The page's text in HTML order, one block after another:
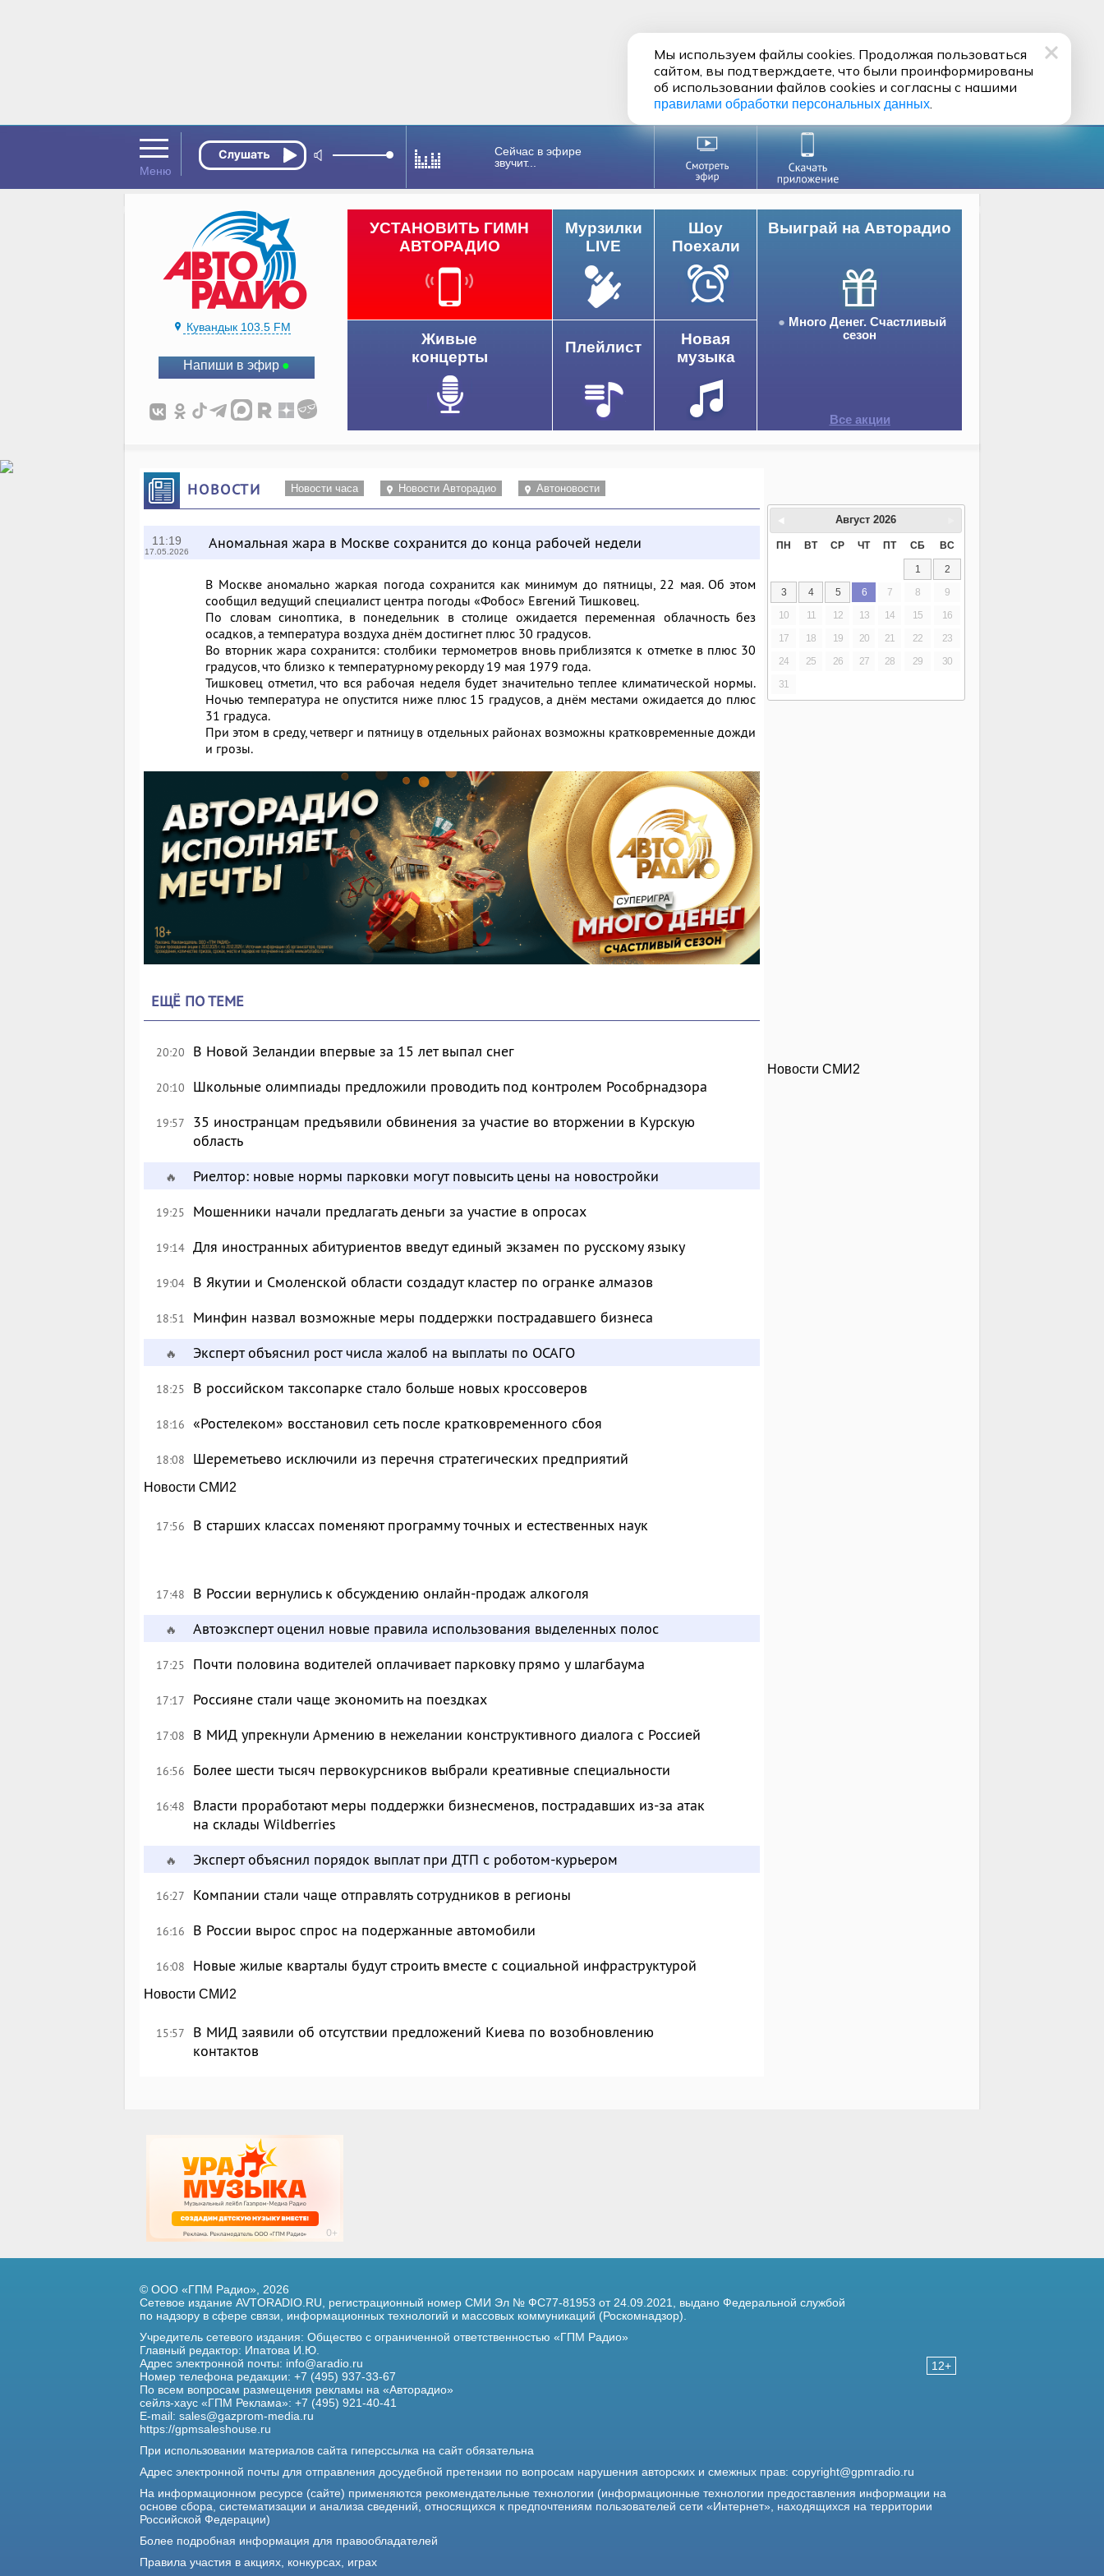
Сейчас в эфире
звучит...
Кувандык 103.5 FM
Напиши в эфир
Выиграй на Авторадио
Много Денег. Счастливый
сезон
Все акции
УСТАНОВИТЬ ГИМН
АВТОРАДИО
Мурзилки
LIVE
Шоу
Поехали
Живые
концерты
Плейлист
Новая
музыка
НОВОСТИ Новости часа Новости Авторадио Автоновости
11:19
17.05.2026 Аномальная жара в Москве сохранится до конца рабочей недели
В Москве аномально жаркая погода сохранится как минимум до пятницы, 22 мая. Об этом
сообщил ведущий специалист центра погоды «Фобос» Евгений Тишковец.
По словам синоптика, в понедельник в столице ожидается переменная облачность без
осадков, а температура воздуха днём достигнет плюс 30 градусов.
Во вторник жара сохранится: столбики термометров вновь приблизятся к отметке в плюс 30
градусов, что близко к температурному рекорду 19 мая 1979 года.
Тишковец отметил, что вся рабочая неделя будет значительно теплее климатической нормы.
Ночью температура не опустится ниже плюс 15 градусов, а днём местами ожидается до плюс
31 градуса.
При этом в среду, четверг и пятницу в отдельных районах возможны кратковременные дожди
и грозы.
ЕЩЁ ПО ТЕМЕ
20:20 В Новой Зеландии впервые за 15 лет выпал снег
20:10 Школьные олимпиады предложили проводить под контролем Рособрнадзора
19:57
35 иностранцам предъявили обвинения за участие во вторжении в Курскую
область
🔥 Риелтор: новые нормы парковки могут повысить цены на новостройки
19:25 Мошенники начали предлагать деньги за участие в опросах
19:14 Для иностранных абитуриентов введут единый экзамен по русскому языку
19:04 В Якутии и Смоленской области создадут кластер по огранке алмазов
18:51 Минфин назвал возможные меры поддержки пострадавшего бизнеса
🔥 Эксперт объяснил рост числа жалоб на выплаты по ОСАГО
18:25 В российском таксопарке стало больше новых кроссоверов
18:16 «Ростелеком» восстановил сеть после кратковременного сбоя
18:08 Шереметьево исключили из перечня стратегических предприятий
Новости СМИ2
17:56 В старших классах поменяют программу точных и естественных наук
17:48 В России вернулись к обсуждению онлайн-продаж алкоголя
🔥 Автоэксперт оценил новые правила использования выделенных полос
17:25 Почти половина водителей оплачивает парковку прямо у шлагбаума
17:17 Россияне стали чаще экономить на поездках
17:08 В МИД упрекнули Армению в нежелании конструктивного диалога с Россией
16:56 Более шести тысяч первокурсников выбрали креативные специальности
16:48
Власти проработают меры поддержки бизнесменов, пострадавших из-за атак
на склады Wildberries
🔥 Эксперт объяснил порядок выплат при ДТП с роботом-курьером
16:27 Компании стали чаще отправлять сотрудников в регионы
16:16 В России вырос спрос на подержанные автомобили
16:08 Новые жилые кварталы будут строить вместе с социальной инфраструктурой
Новости СМИ2
15:57
В МИД заявили об отсутствии предложений Киева по возобновлению
контактов
Август 2026
ПН ВТ СР ЧТ ПТ СБ ВС
1
2
3
4 5 6 7 8
9
10
11 12 13 14 15
16
17
18 19 20 21 22
23
24
25 26 27 28 29
30
31
Новости СМИ2
12+
© ООО «ГПМ Радио», 2026
Сетевое издание AVTORADIO.RU, регистрационный номер СМИ Эл № ФС77-81953 от 24.09.2021, выдано Федеральной службой
по надзору в сфере связи, информационных технологий и массовых коммуникаций (Роскомнадзор).
Учредитель сетевого издания: Общество с ограниченной ответственностью «ГПМ Радио»
Главный редактор: Ипатова И.Ю.
Адрес электронной почты: info@aradio.ru
Номер телефона редакции: +7 (495) 937-33-67
По всем вопросам размещения рекламы на «Авторадио»
сейлз-хаус «ГПМ Реклама»: +7 (495) 921-40-41
E-mail: sales@gazprom-media.ru
https://gpmsaleshouse.ru
При использовании материалов сайта гиперссылка на сайт обязательна
Адрес электронной почты для отправления досудебной претензии по вопросам нарушения авторских и смежных прав: copyright@gpmradio.ru
На информационном ресурсе (сайте) применяются рекомендательные технологии (информационные технологии предоставления информации на
основе сбора, систематизации и анализа сведений, относящихся к предпочтениям пользователей сети «Интернет», находящихся на территории
Российской Федерации)
Более подробная информация для правообладателей
Правила участия в акциях, конкурсах, играх
Мы используем файлы cookies. Продолжая пользоваться
сайтом, вы подтверждаете, что были проинформированы
об использовании файлов cookies и согласны с нашими
правилами обработки персональных данных.